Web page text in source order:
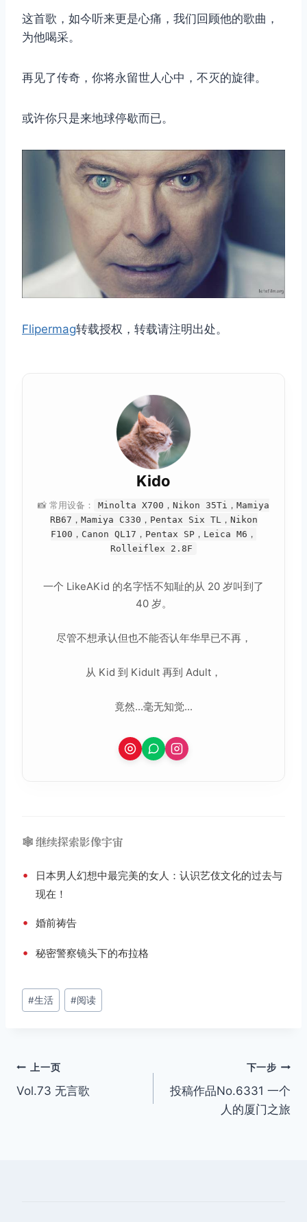
这首歌，如今听来更是心痛，我们回顾他的歌曲，
为他喝采。
再见了传奇，你将永留世人心中，不灭的旋律。
或许你只是来地球停歇而已。
Flipermag转载授权，转载请注明出处。
Kido
📸 常用设备：
Minolta X700，Nikon 35Ti，Mamiya
RB67，Mamiya C330，Pentax Six TL，Nikon
F100，Canon QL17，Pentax SP，Leica M6，
Rolleiflex 2.8F
一个 LikeAKid 的名字恬不知耻的从 20 岁叫到了
40 岁。
尽管不想承认但也不能否认年华早已不再，
从 Kid 到 Kidult 再到 Adult，
竟然...毫无知觉...
🕸️ 继续探索影像宇宙
•
日本男人幻想中最完美的女人：认识艺伎文化的过去与
现在！
• 婚前祷告
• 秘密警察镜头下的布拉格
文
章
#生活 #阅读
文
章
上一页
Vol.73 无言歌
下一步
投稿作品No.6331 一个
人的厦门之旅
取消 搜索